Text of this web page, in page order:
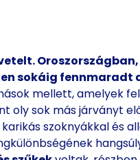
Oroszországban,
sokáig fennmaradt
mellett, amelyek
oly sok más járványt
szoknyákkal és